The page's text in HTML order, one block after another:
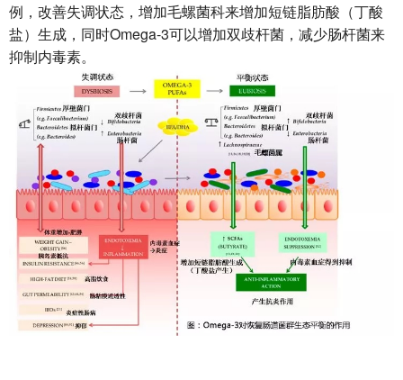
例，改善失调状态，增加毛螺菌科来增加短链脂肪酸（丁酸
盐）生成，同时Omega-3可以增加双歧杆菌，减少肠杆菌来
抑制内毒素。